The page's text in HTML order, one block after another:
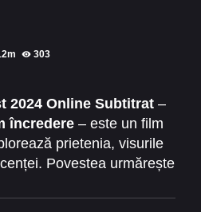
Filme Online 2011
303
2024 Online Subtitrat –
încredere – este un film
prietenia, visurile
Povestea urmărește
propriul drum într-o